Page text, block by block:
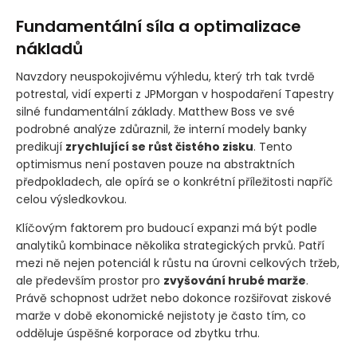
Fundamentální síla a optimalizace
nákladů
Navzdory neuspokojivému výhledu, který trh tak tvrdě
potrestal, vidí experti z JPMorgan v hospodaření Tapestry
silné fundamentální základy. Matthew Boss ve své
podrobné analýze zdůraznil, že interní modely banky
predikují zrychlující se růst čistého zisku. Tento
optimismus není postaven pouze na abstraktních
předpokladech, ale opírá se o konkrétní příležitosti napříč
celou výsledkovkou.
Klíčovým faktorem pro budoucí expanzi má být podle
analytiků kombinace několika strategických prvků. Patří
mezi ně nejen potenciál k růstu na úrovni celkových tržeb,
ale především prostor pro zvyšování hrubé marže.
Právě schopnost udržet nebo dokonce rozšiřovat ziskové
marže v době ekonomické nejistoty je často tím, co
odděluje úspěšné korporace od zbytku trhu.